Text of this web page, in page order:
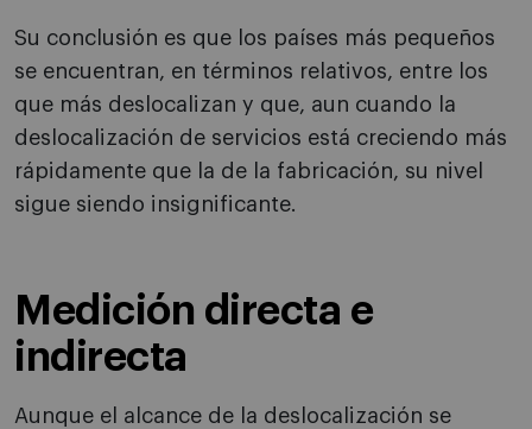
Su conclusión es que los países más pequeños
se encuentran, en términos relativos, entre los
que más deslocalizan y que, aun cuando la
deslocalización de servicios está creciendo más
rápidamente que la de la fabricación, su nivel
sigue siendo insignificante.
Medición directa e
indirecta
Aunque el alcance de la deslocalización se